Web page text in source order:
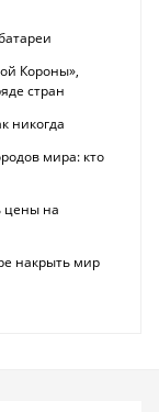
Короны»,
стран
никогда
мира: кто
цены на
накрыть мир